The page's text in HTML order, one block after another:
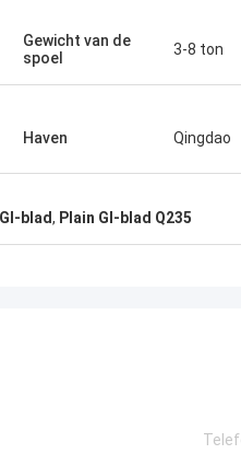
Gewicht van de
spoel
3-8 ton
Haven Qingdao
blad, Plain GI-blad Q235